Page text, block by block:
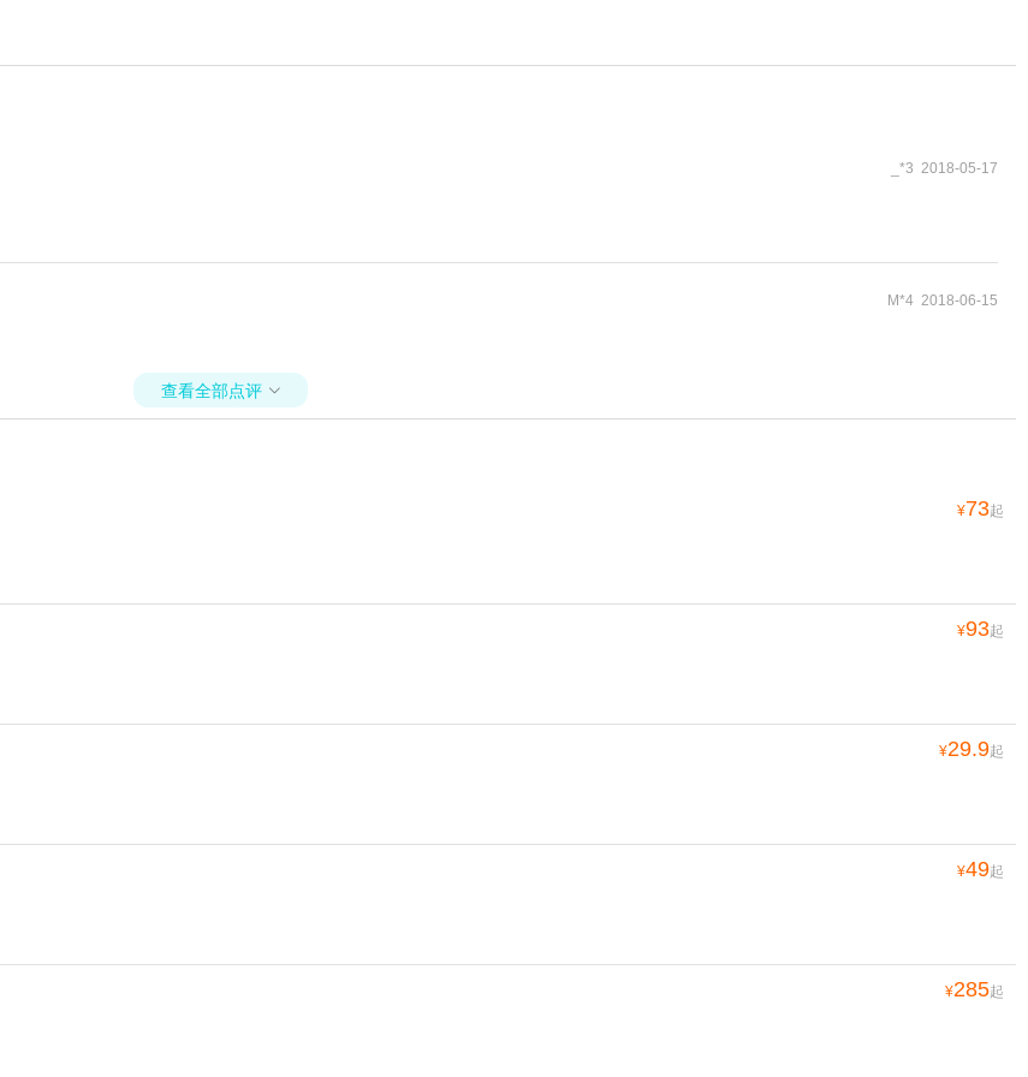
_*3 2018-05-17
M*4 2018-06-15
查看全部点评 
¥73起
¥93起
¥29.9起
¥49起
¥285起